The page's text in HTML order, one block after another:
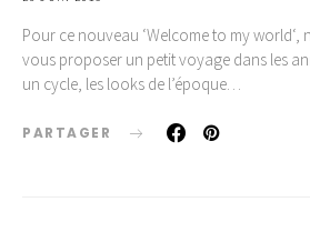
Pour ce nouveau ‘Welcome to my world‘,
vous proposer un petit voyage dans les
un cycle, les looks de l’époque…
PARTAGER